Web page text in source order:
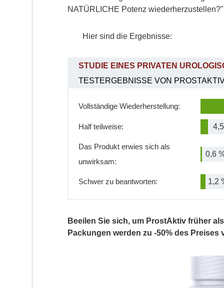
NATÜRLICHE Potenz
Hier sind die Ergebnisse:
STUDIE EINES PRIVATEN
TESTERGEBNISSE VON
Vollständige Wiederherstellung:
Half teilweise:
Das Produkt erwies sich als
unwirksam:
0,6
Schwer zu beantworten: 1,2
Beeilen Sie sich, um ProstAktiv früher
Packungen werden zu -50% des Preises